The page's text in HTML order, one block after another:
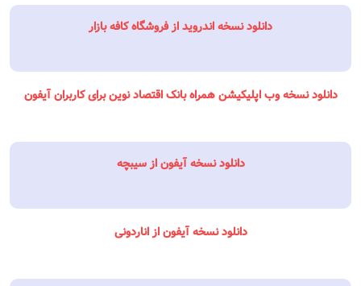
دانلود نسخه اندروید از فروشگاه کافه بازار
دانلود نسخه وب اپلیکیشن همراه بانک اقتصاد نوین برای کاربران آیفون
دانلود نسخه آیفون از سیبچه
دانلود نسخه آیفون از اناردونی